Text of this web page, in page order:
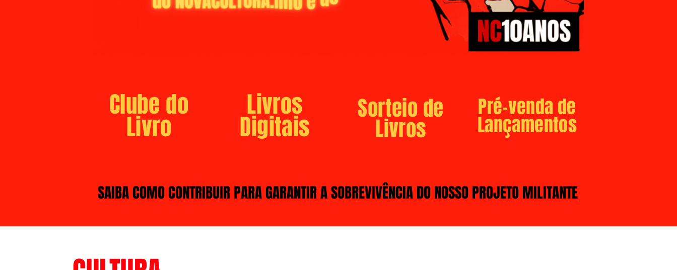
Clube do
Livro
Livros
Digitais
Sorteio de
Livros
Pré-venda de
Lançamentos
SAIBA COMO CONTRIBUIR PARA GARANTIR A SOBREVIVÊNCIA DO NOSSO PROJETO MILITANTE